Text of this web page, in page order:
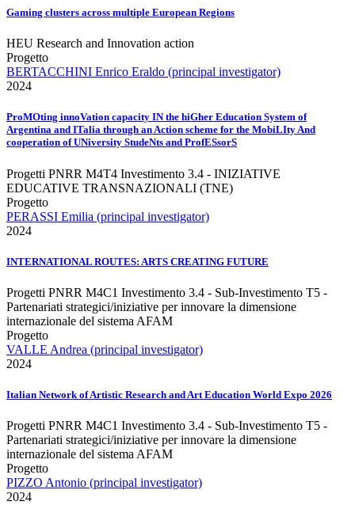
Gaming clusters across multiple European Regions
HEU Research and Innovation action
Progetto
BERTACCHINI Enrico Eraldo (principal investigator)
2024
ProMOting innoVation capacity IN the hiGher Education System of
Argentina and ITalia through an Action scheme for the MobiLIty And
cooperation of UNiversity StudeNts and ProfESsorS
Progetti PNRR M4T4 Investimento 3.4 - INIZIATIVE
EDUCATIVE TRANSNAZIONALI (TNE)
Progetto
PERASSI Emilia (principal investigator)
2024
INTERNATIONAL ROUTES: ARTS CREATING FUTURE
Progetti PNRR M4C1 Investimento 3.4 - Sub-Investimento T5 -
Partenariati strategici/iniziative per innovare la dimensione
internazionale del sistema AFAM
Progetto
VALLE Andrea (principal investigator)
2024
Italian Network of Artistic Research and Art Education World Expo 2026
Progetti PNRR M4C1 Investimento 3.4 - Sub-Investimento T5 -
Partenariati strategici/iniziative per innovare la dimensione
internazionale del sistema AFAM
Progetto
PIZZO Antonio (principal investigator)
2024